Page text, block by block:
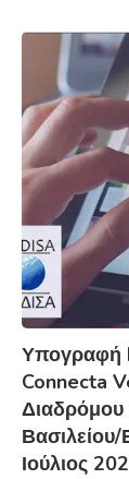
Υπογραφή
Connecta
Διαδρόμου
Ιούλιος